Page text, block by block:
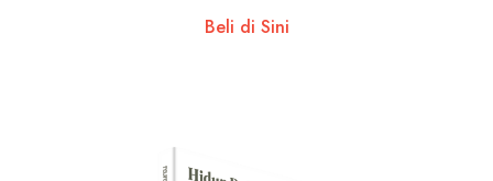
Beli di Sini